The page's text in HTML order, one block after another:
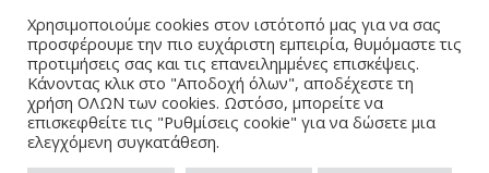
Τομέας Γραμμάτων και Τεχνών
Τροχονομία
Χρησιμοποιούμε cookies στον ιστότοπό μας για να σας
προσφέρουμε την πιο ευχάριστη εμπειρία, θυμόμαστε τις
προτιμήσεις σας και τις επανειλημμένες επισκέψεις.
Κάνοντας κλικ στο "Αποδοχή όλων", αποδέχεστε τη
χρήση ΟΛΩΝ των cookies. Ωστόσο, μπορείτε να
επισκεφθείτε τις "Ρυθμίσεις cookie" για να δώσετε μια
ελεγχόμενη συγκατάθεση.